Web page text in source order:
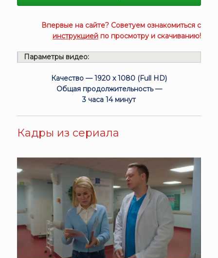
Впервые на сайте? Советуем ознакомиться с
инструкцией по просмотру и скачиванию!
Параметры видео:
Качество — 1920 x 1080 (Full HD)
Общая продолжительность —
3 часа 14 минут
Кадры из сериала